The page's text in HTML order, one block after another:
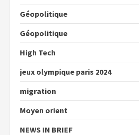
Géopolitique
Géopolitique
High Tech
jeux olympique paris 2024
migration
Moyen orient
NEWS IN BRIEF